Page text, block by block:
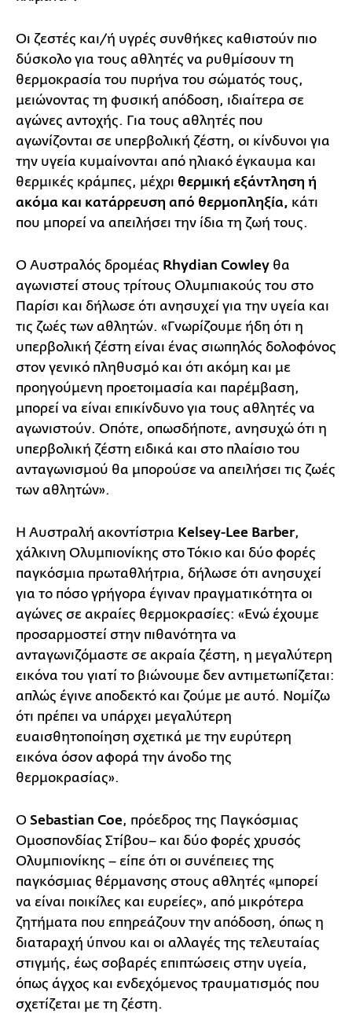
Οι ζεστές και/ή υγρές συνθήκες καθιστούν πιο
δύσκολο για τους αθλητές να ρυθμίσουν τη
θερμοκρασία του πυρήνα του σώματός τους,
μειώνοντας τη φυσική απόδοση, ιδιαίτερα σε
αγώνες αντοχής. Για τους αθλητές που
αγωνίζονται σε υπερβολική ζέστη, οι κίνδυνοι για
την υγεία κυμαίνονται από ηλιακό έγκαυμα και
θερμικές κράμπες, μέχρι θερμική εξάντληση ή
ακόμα και κατάρρευση από θερμοπληξία, κάτι
που μπορεί να απειλήσει την ίδια τη ζωή τους.
Ο Αυστραλός δρομέας Rhydian Cowley θα
αγωνιστεί στους τρίτους Ολυμπιακούς του στο
Παρίσι και δήλωσε ότι ανησυχεί για την υγεία και
τις ζωές των αθλητών. «Γνωρίζουμε ήδη ότι η
υπερβολική ζέστη είναι ένας σιωπηλός δολοφόνος
στον γενικό πληθυσμό και ότι ακόμη και με
προηγούμενη προετοιμασία και παρέμβαση,
μπορεί να είναι επικίνδυνο για τους αθλητές να
αγωνιστούν. Οπότε, οπωσδήποτε, ανησυχώ ότι η
υπερβολική ζέστη ειδικά και στο πλαίσιο του
ανταγωνισμού θα μπορούσε να απειλήσει τις ζωές
των αθλητών».
Η Αυστραλή ακοντίστρια Kelsey-Lee Barber,
χάλκινη Ολυμπιονίκης στο Τόκιο και δύο φορές
παγκόσμια πρωταθλήτρια, δήλωσε ότι ανησυχεί
για το πόσο γρήγορα έγιναν πραγματικότητα οι
αγώνες σε ακραίες θερμοκρασίες: «Ενώ έχουμε
προσαρμοστεί στην πιθανότητα να
ανταγωνιζόμαστε σε ακραία ζέστη, η μεγαλύτερη
εικόνα του γιατί το βιώνουμε δεν αντιμετωπίζεται:
απλώς έγινε αποδεκτό και ζούμε με αυτό. Νομίζω
ότι πρέπει να υπάρχει μεγαλύτερη
ευαισθητοποίηση σχετικά με την ευρύτερη
εικόνα όσον αφορά την άνοδο της
θερμοκρασίας».
Ο Sebastian Coe, πρόεδρος της Παγκόσμιας
Ομοσπονδίας Στίβου– και δύο φορές χρυσός
Ολυμπιονίκης – είπε ότι οι συνέπειες της
παγκόσμιας θέρμανσης στους αθλητές «μπορεί
να είναι ποικίλες και ευρείες», από μικρότερα
ζητήματα που επηρεάζουν την απόδοση, όπως η
διαταραχή ύπνου και οι αλλαγές της τελευταίας
στιγμής, έως σοβαρές επιπτώσεις στην υγεία,
όπως άγχος και ενδεχόμενος τραυματισμός που
σχετίζεται με τη ζέστη.